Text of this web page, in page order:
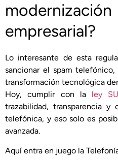
empresarial?
Lo interesante de esta
sancionar el spam
transformación tecnológica
Hoy, cumplir con la ley
trazabilidad, transparencia
telefónica, y eso solo es
avanzada.
Aquí entra en juego la